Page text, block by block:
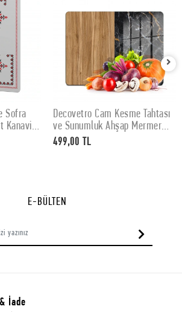
Sofra
Kanaviçe
SEPETE EKLE
Decovetro Cam Kesme Tahtası
ve Sunumluk Ahşap Mermer
Desenli 30x40 cm
499,00 TL
E-BÜLTEN
İade